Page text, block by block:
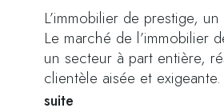
L’immobilier de prestige,
Le marché de l’immobilier
un secteur à part entière,
clientèle aisée et
suite